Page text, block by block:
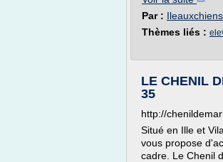
Par : Ileauxchiens
Thèmes liés :
LE CHENIL
35
http://
Situé en Ille et
vous propose
cadre. Le Chenil